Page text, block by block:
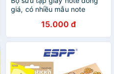
giá, có nhiều mẫu note
15.000 đ